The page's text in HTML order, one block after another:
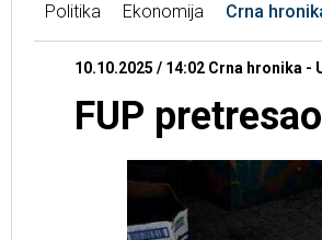
Politika Ekonomija Crna
10.10.2025 / 14:02 Crna hronika -
FUP